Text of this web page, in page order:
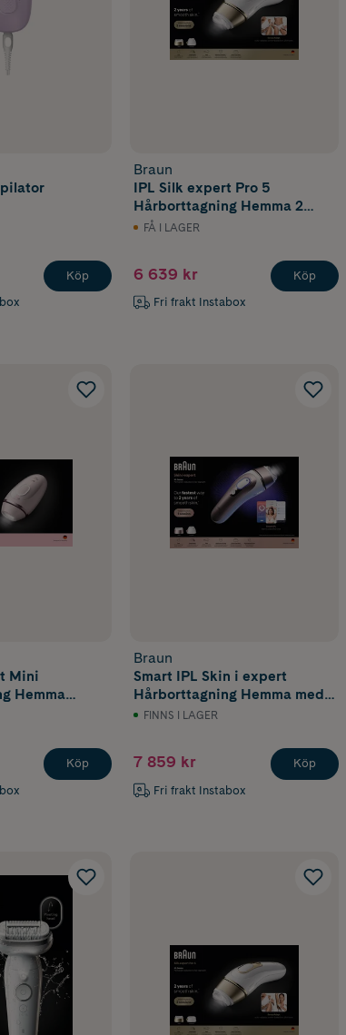
Köp
Braun
IPL Silk expert Pro 5
Hårborttagning Hemma 2
huvuden PL5221
FÅ I LAGER
6 639 kr
Fri frakt Instabox
Köp
Mini
Hemma
Köp
Braun
Smart IPL Skin i expert
Hårborttagning Hemma med
Gratis App 2 Smart Huvuden
FINNS I LAGER
7 859 kr
Fri frakt Instabox
Köp